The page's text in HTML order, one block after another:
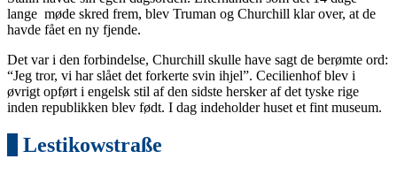
lange møde skred frem, blev Truman og Churchill klar over, at de
havde fået en ny fjende.
Det var i den forbindelse, Churchill skulle have sagt de berømte ord:
“Jeg tror, vi har slået det forkerte svin ihjel”. Cecilienhof blev i
øvrigt opført i engelsk stil af den sidste hersker af det tyske rige
inden republikken blev født. I dag indeholder huset et fint museum.
Lestikowstraße